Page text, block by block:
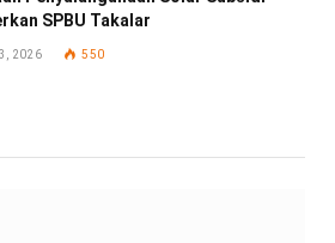
SPBU Takalar
2026 550